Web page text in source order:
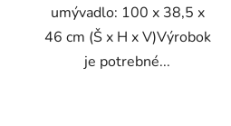
umývadlo: 100 x 38,5 x
46 cm (Š x H x V)Výrobok
je potrebné...